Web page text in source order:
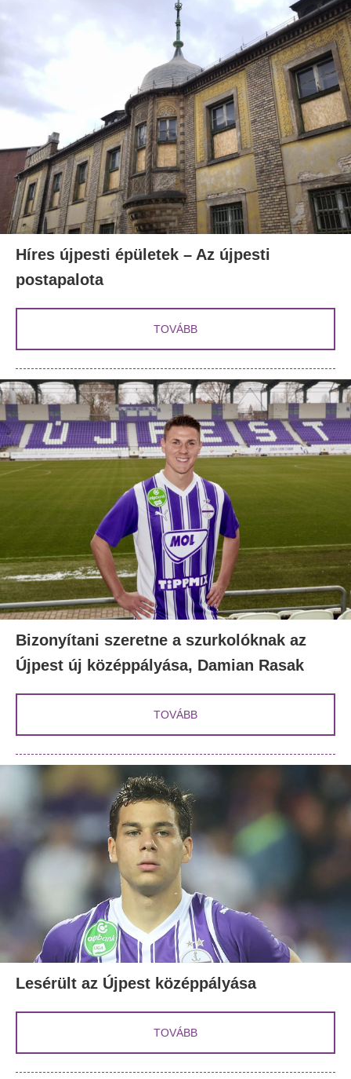
Híres újpesti épületek – Az újpesti
postapalota
TOVÁBB
Bizonyítani szeretne a szurkolóknak az
Újpest új középpályása, Damian Rasak
TOVÁBB
Lesérült az Újpest középpályása
TOVÁBB